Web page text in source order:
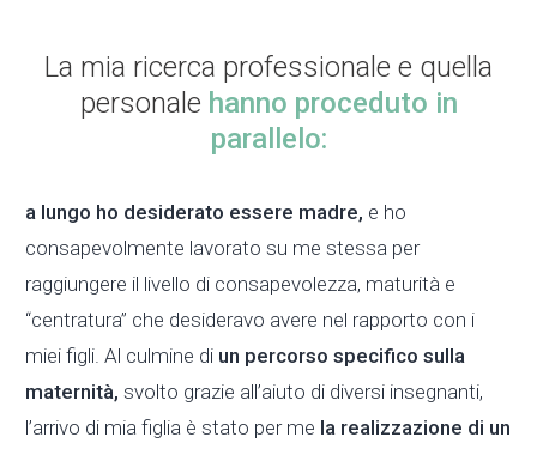
La mia ricerca professionale e quella
personale hanno proceduto in
parallelo:
a lungo ho desiderato essere madre, e ho
consapevolmente lavorato su me stessa per
raggiungere il livello di consapevolezza, maturità e
“centratura” che desideravo avere nel rapporto con i
miei figli. Al culmine di un percorso specifico sulla
maternità, svolto grazie all’aiuto di diversi insegnanti,
l’arrivo di mia figlia è stato per me la realizzazione di un